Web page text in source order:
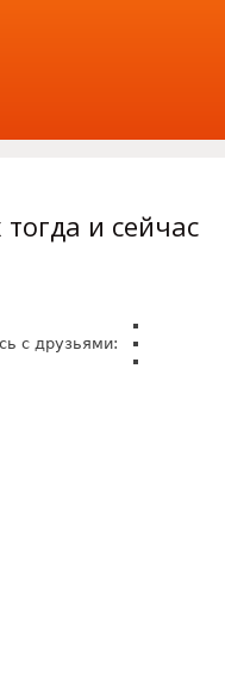
и сейчас
с друзьями: